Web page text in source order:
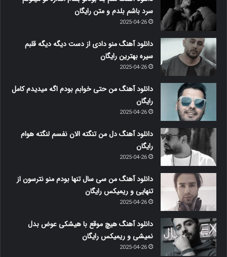
سرد باشم بلدم و متن رایگان
2025-04-26
دانلود آهنگ منو دادی از دست دیگه دیگه قلبم
سیره بهترین رایگان
2025-04-26
دانلود آهنگ من حتی خوابم بودم اگه میدیدم کامل
رایگان
2025-04-26
دانلود آهنگ دل من تنگته الان نفسم لنگته هوام
رایگان
2025-04-26
دانلود آهنگ من سی سال تنها بودم منو نترسون از
تنهایی و ریمیکس رایگان
2025-04-26
دانلود آهنگ هیچ موقع با هیشکی عوض بدل
نمیشی و ریمیکس رایگان
2025-04-26